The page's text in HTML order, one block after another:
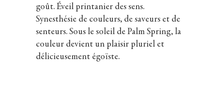
goût. Éveil printanier des sens.
Synesthésie de couleurs, de saveurs et de
senteurs. Sous le soleil de Palm Spring, la
couleur devient un plaisir pluriel et
délicieusement égoïste.